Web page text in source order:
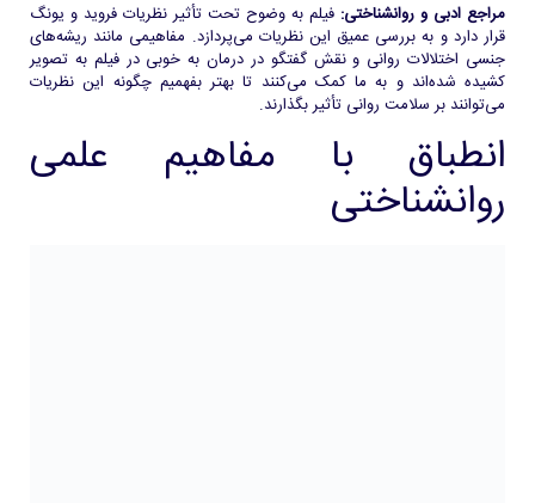
مراجع ادبی و روانشناختی: فیلم به وضوح تحت تأثیر نظریات فروید و یونگ
قرار دارد و به بررسی عمیق این نظریات می‌پردازد. مفاهیمی مانند ریشه‌های
جنسی اختلالات روانی و نقش گفتگو در درمان به خوبی در فیلم به تصویر
کشیده شده‌اند و به ما کمک می‌کنند تا بهتر بفهمیم چگونه این نظریات
می‌توانند بر سلامت روانی تأثیر بگذارند.
انطباق با مفاهیم علمی
روانشناختی